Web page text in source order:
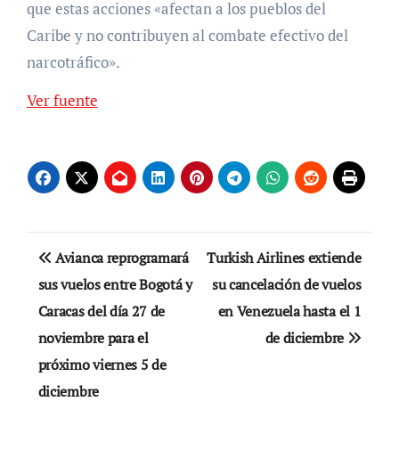
que estas acciones «afectan a los pueblos del
Caribe y no contribuyen al combate efectivo del
narcotráfico».
Ver fuente
Navegación
de
entradas
Avianca reprogramará
sus vuelos entre Bogotá y
Caracas del día 27 de
noviembre para el
próximo viernes 5 de
diciembre
Turkish Airlines extiende
su cancelación de vuelos
en Venezuela hasta el 1
de diciembre